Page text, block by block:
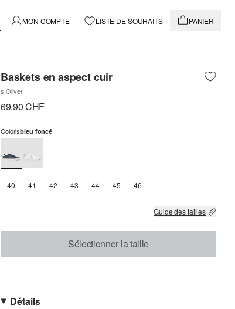
MON COMPTE LISTE DE SOUHAITS PANIER
Baskets en aspect cuir
s.Oliver
69.90 CHF
Colorisbleu foncé
40 41 42 43 44 45 46
Guide des tailles
Sélectionner la taille
Détails